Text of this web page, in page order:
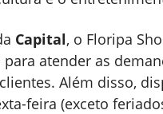
Capital, o Floripa
atender as
Além disso,
feira (exceto